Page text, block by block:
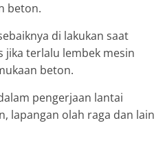
beton.
di lakukan saat
jika terlalu lembek mesin
beton.
pengerjaan lantai
lapangan olah raga dan lain